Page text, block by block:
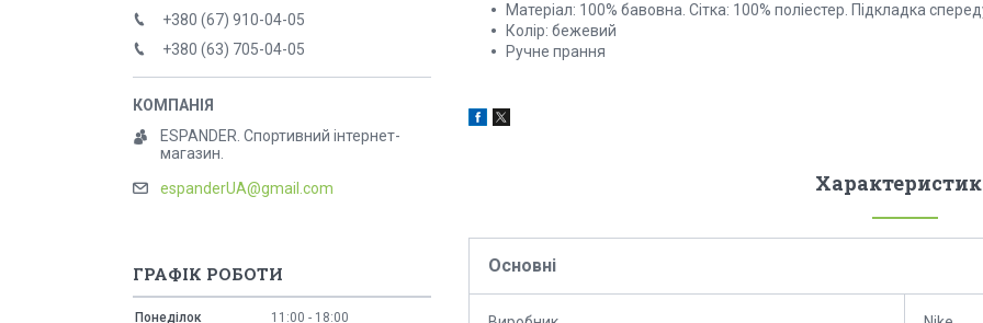
Матеріал: 100% бавовна. Сітка: 100% поліестер. Підкладка
Колір: бежевий
Ручне прання
Основні
+380 (67) 910-04-05
+380 (63) 705-04-05
ESPANDER. Спортивний інтернет-
магазин.
espanderUA@gmail.com
ГРАФІК РОБОТИ
Понеділок 11:00 18:00